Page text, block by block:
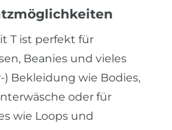
T ist perfekt für
Beanies und vieles
) Bekleidung wie Bodies,
oder für
wie Loops und